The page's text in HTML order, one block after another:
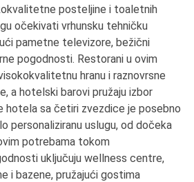
posteljine i toaletnih
očekivati vrhunsku tehničku
pametne televizore, bežični
pogodnosti. Restorani u ovim
hranu i raznovrsne
a hotelski barovi pružaju izbor
hotela sa četiri zvezdice je posebno
personaliziranu uslugu, od dočeka
potrebama tokom
uključuju wellness centre,
i bazene, pružajući gostima